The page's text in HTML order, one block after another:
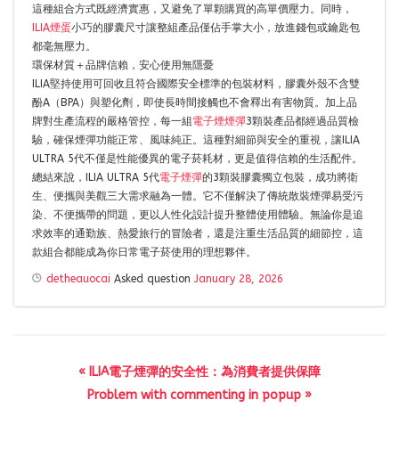
這種組合方式既經濟實惠，又避免了單顆購買的高單價壓力。同時，
ILIA煙蛋小巧的膠囊尺寸讓整組產品僅佔手掌大小，放進錢包或鑰匙包
都毫無壓力。
環保材質＋品牌信賴，安心使用無隱憂
ILIA堅持使用可回收且符合國際安全標準的包裝材料，膠囊外殼不含雙
酚A（BPA）與塑化劑，即使長時間接觸也不會釋出有害物質。加上品
牌對生產流程的嚴格管控，每一組 電子煙煙彈3顆裝產品都經過品質檢
驗，確保煙彈功能正常、風味純正。這種對細節與安全的重視，讓ILIA
ULTRA 5代不僅是性能優異的電子菸耗材，更是值得信賴的生活配件。
總結來說，ILIA ULTRA 5代電子煙彈的3顆裝膠囊獨立包裝，成功將衛
生、便攜與美觀三大需求融為一體。它不僅解決了傳統散裝煙彈易受污
染、不便攜帶的問題，更以人性化設計提升整體使用體驗。無論你是追
求效率的通勤族、熱愛旅行的冒險者，還是注重生活品質的細節控，這
款組合都能成為你日常電子菸使用的理想夥伴。
detheauocai Asked question January 28, 2026
« ILIA電子煙彈的安全性：為消費者提供保障
Problem with commenting in popup »